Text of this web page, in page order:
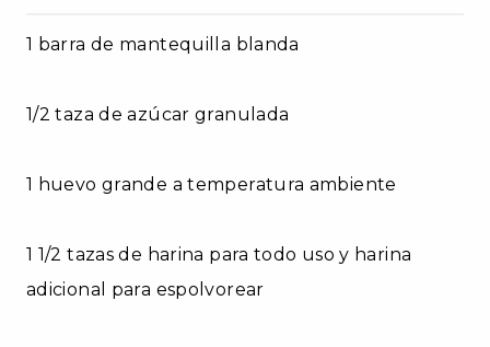
1 barra de mantequilla blanda
1/2 taza de azúcar granulada
1 huevo grande a temperatura ambiente
1 1/2 tazas de harina para todo uso y harina
adicional para espolvorear